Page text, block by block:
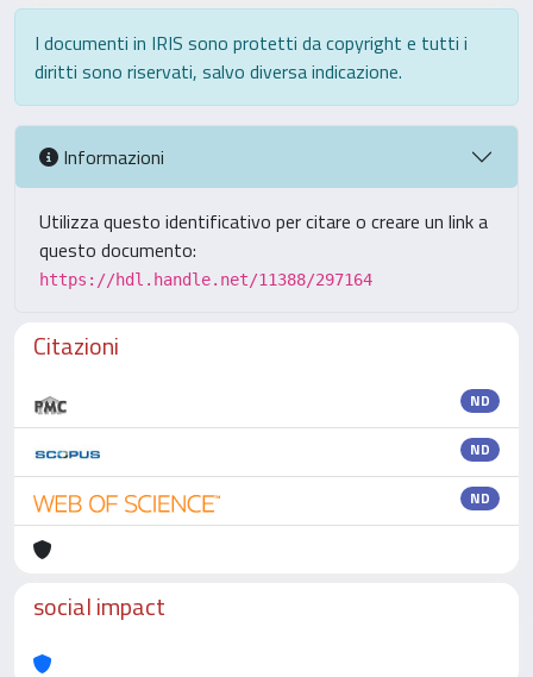
I documenti in IRIS sono protetti da copyright e tutti i
diritti sono riservati, salvo diversa indicazione.
Informazioni
Utilizza questo identificativo per citare o creare un link a
questo documento:
https://hdl.handle.net/11388/297164
Citazioni
ND
ND
ND
social impact